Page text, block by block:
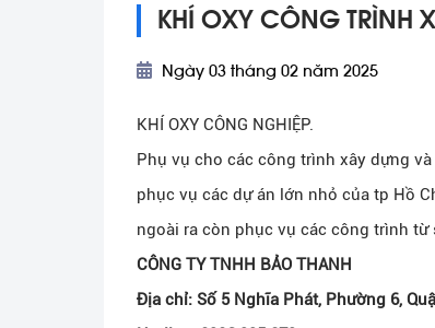
KHÍ OXY CÔNG TRÌNH
Ngày 03 tháng 02 năm 2025
KHÍ OXY CÔNG NGHIỆP.
Phụ vụ cho các công trình xây dựng
phục vụ các dự án lớn nhỏ của tp Hồ
ngoài ra còn phục vụ các công trình từ
CÔNG TY TNHH BẢO THANH
Địa chỉ: Số 5 Nghĩa Phát, Phường 6,